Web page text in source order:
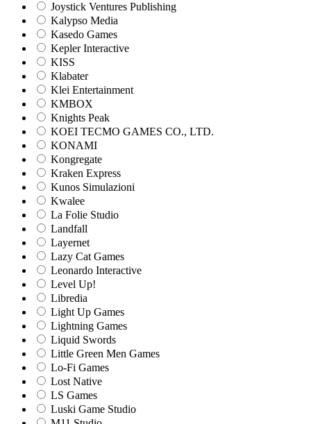
Joystick Ventures Publishing
Kalypso Media
Kasedo Games
Kepler Interactive
KISS
Klabater
Klei Entertainment
KMBOX
Knights Peak
KOEI TECMO GAMES CO., LTD.
KONAMI
Kongregate
Kraken Express
Kunos Simulazioni
Kwalee
La Folie Studio
Landfall
Layernet
Lazy Cat Games
Leonardo Interactive
Level Up!
Libredia
Light Up Games
Lightning Games
Liquid Swords
Little Green Men Games
Lo-Fi Games
Lost Native
LS Games
Luski Game Studio